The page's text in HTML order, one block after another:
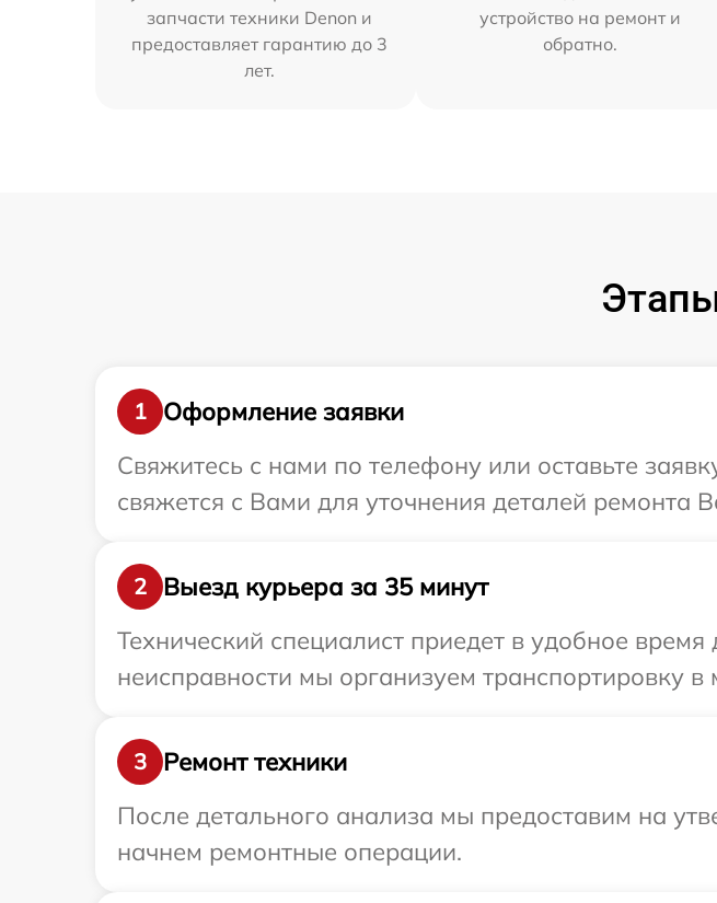
запчасти техники Denon и
предоставляет гарантию до 3
лет.
устройство на ремонт и
обратно.
1
Оформление заявки
Свяжитесь с нами по телефону или оставьте
свяжется с Вами для уточнения деталей ремонта
2
Выезд курьера за 35 минут
Технический специалист приедет в удобное
неисправности мы организуем транспортировку
3
Ремонт техники
После детального анализа мы предоставим на
начнем ремонтные операции.